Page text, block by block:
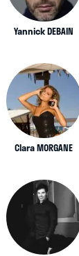
Yannick DEBAIN
Clara MORGANE